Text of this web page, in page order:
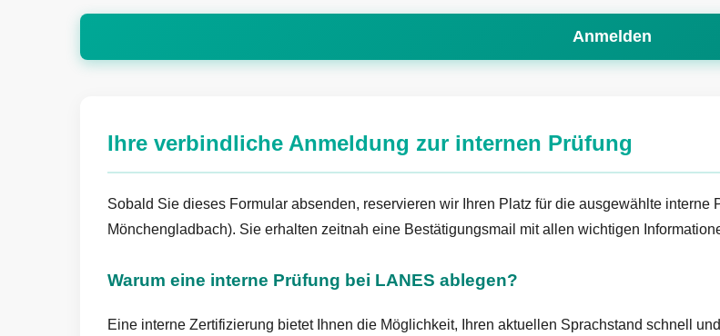
Anmelden
Ihre verbindliche Anmeldung zur internen Prüfung
Sobald Sie dieses Formular absenden, reservieren wir Ihren Platz für die ausgewählte interne
Mönchengladbach). Sie erhalten zeitnah eine Bestätigungsmail mit allen wichtigen
Warum eine interne Prüfung bei LANES ablegen?
Eine interne Zertifizierung bietet Ihnen die Möglichkeit, Ihren aktuellen Sprachstand schnell